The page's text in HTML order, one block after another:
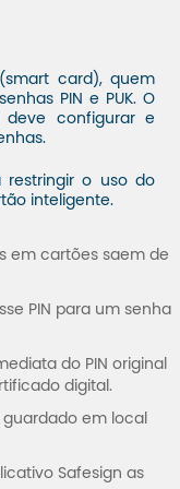
card), quem
PIN e PUK. O
deve configurar e
o uso do
inteligente.
em cartões saem de
PIN para um senha
do PIN original
digital.
guardado em local
Safesign as